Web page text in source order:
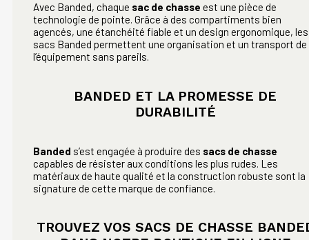
Avec Banded, chaque sac de chasse est une pièce de
technologie de pointe. Grâce à des compartiments bien
agencés, une étanchéité fiable et un design ergonomique, les
sacs Banded permettent une organisation et un transport de
l’équipement sans pareils.
BANDED ET LA PROMESSE DE
DURABILITÉ
Banded s’est engagée à produire des sacs de chasse
capables de résister aux conditions les plus rudes. Les
matériaux de haute qualité et la construction robuste sont la
signature de cette marque de confiance.
TROUVEZ VOS SACS DE CHASSE